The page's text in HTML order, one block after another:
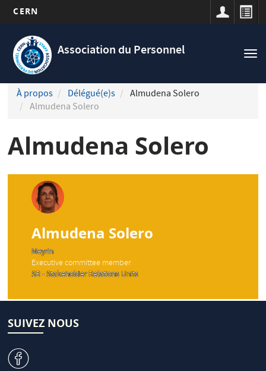
contenu
principal
CERN
Association du Personnel
Navigation
principale
À propos
Délégué(e)s
Almudena Solero
Almudena Solero
Almudena Solero
Almudena Solero
Meyrin
Executive committee member
SR - Stakeholder Relations Units
SUIVEZ NOUS
v